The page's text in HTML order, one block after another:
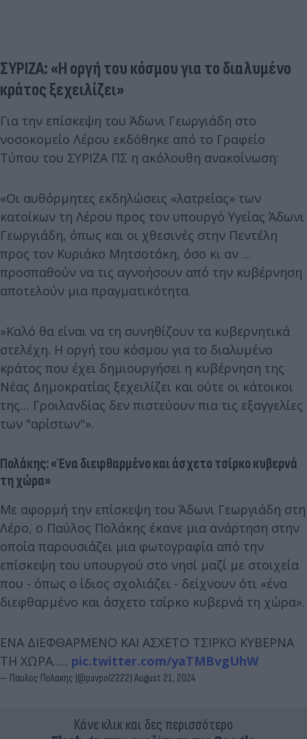
ΣΥΡΙΖΑ: «Η οργή του κόσμου για το διαλυμένο
κράτος ξεχειλίζει»
Για την επίσκεψη του Άδωνι Γεωργιάδη στο
νοσοκομείο Λέρου εκδόθηκε από το Γραφείο
Τύπου του ΣΥΡΙΖΑ ΠΣ η ακόλουθη ανακοίνωση:
«Οι αυθόρμητες εκδηλώσεις «λατρείας» των
κατοίκων τη Λέρου προς τον υπουργό Υγείας Άδωνι
Γεωργιάδη, όπως και οι χθεσινές στην Πεντέλη
προς τον Κυριάκο Μητσοτάκη, όσο κι αν …
προσπαθούν να τις αγνοήσουν από την κυβέρνηση
αποτελούν μια πραγματικότητα.
»Καλό θα είναι να τη συνηθίζουν τα κυβερνητικά
στελέχη. Η οργή του κόσμου για το διαλυμένο
κράτος που έχει δημιουργήσει η κυβέρνηση της
Νέας Δημοκρατίας ξεχειλίζει και ούτε οι κάτοικοι
της… Γροιλανδίας δεν πιστεύουν πια τις εξαγγελίες
των "αρίστων"».
Πολάκης: «Ένα διεφθαρμένο και άσχετο τσίρκο κυβερνά
τη χώρα»
Με αφορμή την επίσκεψη του Άδωνι Γεωργιάδη στη
Λέρο, ο Παύλος Πολάκης έκανε μια ανάρτηση στην
οποία παρουσιάζει μια φωτογραφία από την
επίσκεψη του υπουργού στο νησί μαζί με στοιχεία
που - όπως ο ίδιος σχολιάζει - δείχνουν ότι «ένα
διεφθαρμένο και άσχετο τσίρκο κυβερνά τη χώρα».
ΕΝΑ ΔΙΕΦΘΑΡΜΕΝΟ ΚΑΙ ΑΣΧΕΤΟ ΤΣΙΡΚΟ ΚΥΒΕΡΝΑ
ΤΗ ΧΩΡΑ….. pic.twitter.com/yaTMBvgUhW
— Παυλος Πολακης (@pavpol2222) August 21, 2024
Κάνε κλικ και δες περισσότερο